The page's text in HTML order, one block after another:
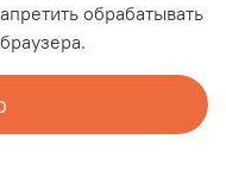
обрабатывать